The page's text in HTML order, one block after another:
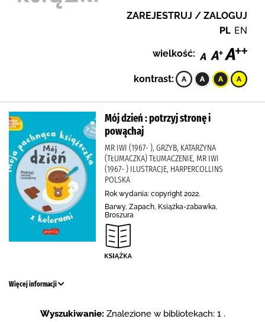
ZAREJESTRUJ / ZALOGUJ
PL EN
wielkość:
kontrast:
Mój dzień : potrzyj stronę i
powąchaj
MR IWI (1967- ), GRZYB, KATARZYNA
(TŁUMACZKA) TŁUMACZENIE, MR IWI
(1967- ) ILUSTRACJE, HARPERCOLLINS
POLSKA
Rok wydania: copyright 2022.
Barwy, Zapach, Książka-zabawka,
Broszura
Więcej informacji
Wyszukiwanie: Znalezione w bibliotekach: 1 .